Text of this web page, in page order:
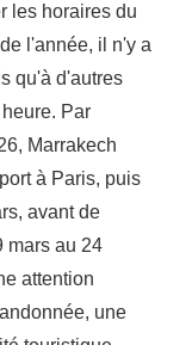
les horaires du
l'année, il n'y a
qu'à d'autres
Par
Marrakech
à Paris, puis
avant de
mars au 24
attention
une